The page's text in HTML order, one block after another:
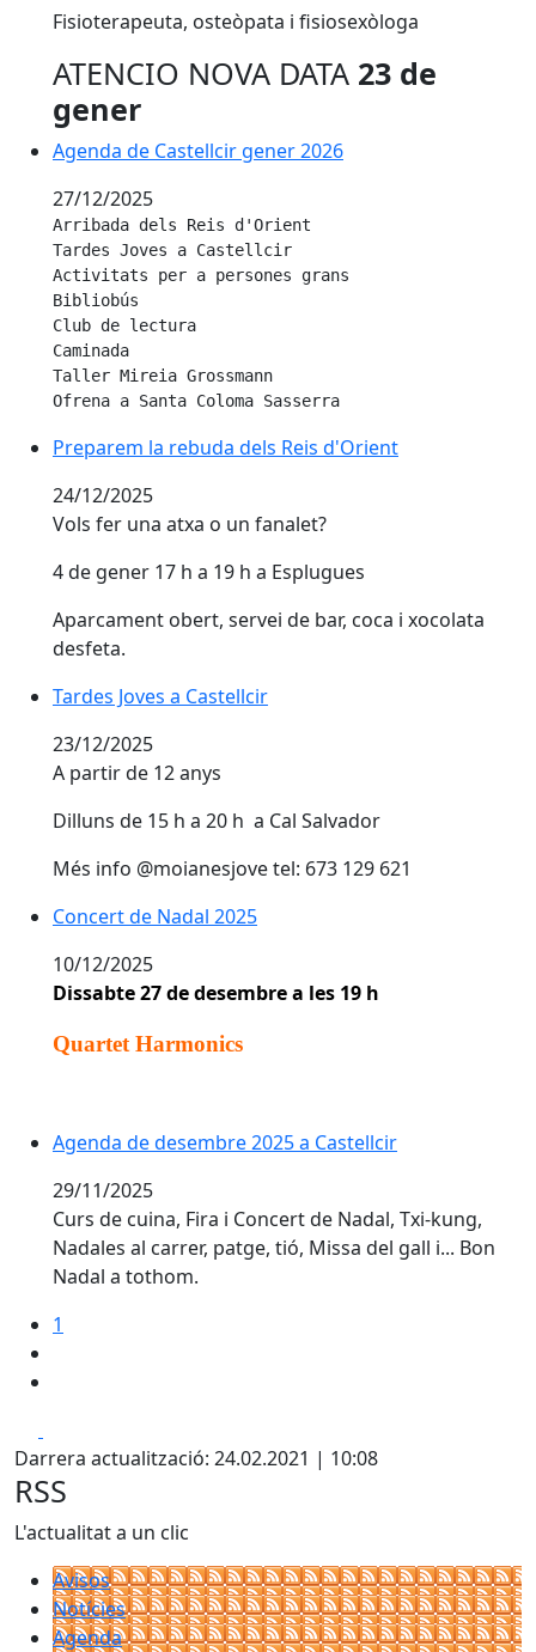
Fisioterapeuta, osteòpata i fisiosexòloga
ATENCIO NOVA DATA 23 de
gener
Agenda de Castellcir gener 2026
Agenda de Castellcir gener 2026
27/12/2025
Arribada dels Reis d'Orient
Tardes Joves a Castellcir
Activitats per a persones grans
Bibliobús
Club de lectura
Caminada
Taller Mireia Grossmann
Ofrena a Santa Coloma Sasserra
Preparem la rebuda dels Reis d'Orient
Preparem la rebuda dels Reis d'Orient
24/12/2025
Vols fer una atxa o un fanalet?
4 de gener 17 h a 19 h a Esplugues
Aparcament obert, servei de bar, coca i xocolata
desfeta.
Tardes Joves a Castellcir
Tardes Joves a Castellcir
23/12/2025
A partir de 12 anys
Dilluns de 15 h a 20 h a Cal Salvador
Més info @moianesjove tel: 673 129 621
Concert de Nadal 2025
Concert de Nadal 2025
10/12/2025
Dissabte27 de desembrea les 19 h
Quartet Harmonics
Agenda de desembre 2025 a Castellcir
Agenda de desembre 2025 a Castellcir
29/11/2025
Curs de cuina, Fira i Concert de Nadal, Txi-kung,
Nadales al carrer, patge, tió, Missa del gall i... Bon
Nadal a tothom.
1
Darrera actualització: 24.02.2021 | 10:08
RSS
L'actualitat a un clic
Avisos
Notícies
Agenda